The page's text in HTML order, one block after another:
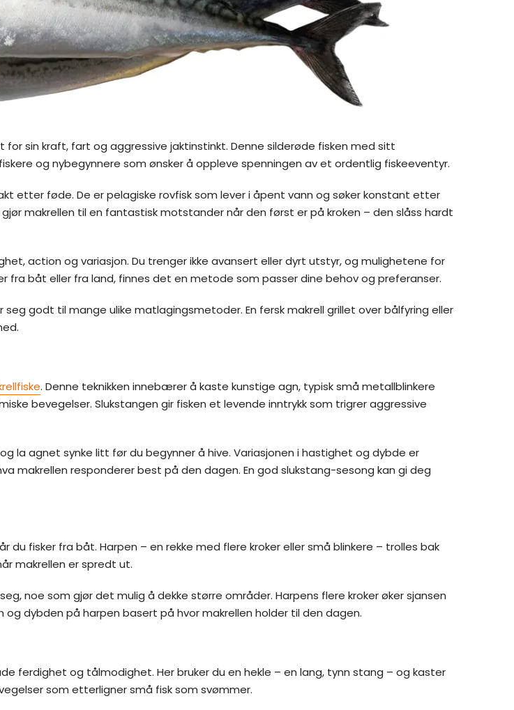
sin kraft, fart og aggressive jaktinstinkt. Denne silderøde fisken med sitt
og nybegynnere som ønsker å oppleve spenningen av et ordentlig fiskeeventyr.
etter føde. De er pelagiske rovfisk som lever i åpent vann og søker konstant etter
makrellen til en fantastisk motstander når den først er på kroken – den slåss hardt
action og variasjon. Du trenger ikke avansert eller dyrt utstyr, og mulighetene for
fra båt eller fra land, finnes det en metode som passer dine behov og preferanser.
godt til mange ulike matlagingsmetoder. En fersk makrell grillet over bålfyring eller
. Denne teknikken innebærer å kaste kunstige agn, typisk små metallblinkere
bevegelser. Slukstangen gir fisken et levende inntrykk som trigrer aggressive
la agnet synke litt før du begynner å hive. Variasjonen i hastighet og dybde er
makrellen responderer best på den dagen. En god slukstang-sesong kan gi deg
fisker fra båt. Harpen – en rekke med flere kroker eller små blinkere – trolles bak
makrellen er spredt ut.
noe som gjør det mulig å dekke større områder. Harpens flere kroker øker sjansen
dybden på harpen basert på hvor makrellen holder til den dagen.
ferdighet og tålmodighet. Her bruker du en hekle – en lang, tynn stang – og kaster
som etterligner små fisk som svømmer.